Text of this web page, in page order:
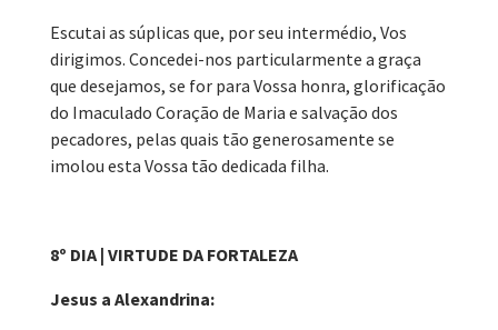
Escutai as súplicas que, por seu intermédio, Vos
dirigimos. Concedei-nos particularmente a graça
que desejamos, se for para Vossa honra, glorificação
do Imaculado Coração de Maria e salvação dos
pecadores, pelas quais tão generosamente se
imolou esta Vossa tão dedicada filha.
8º DIA | VIRTUDE DA FORTALEZA
Jesus a Alexandrina: